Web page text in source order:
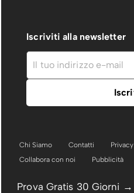
Iscriviti alla newsletter
Chi Siamo Contatti Privacy
Collabora con noi
Pubblicità
Prova Gratis 30 Giorni →